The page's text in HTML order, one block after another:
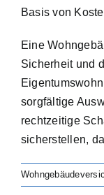
Basis von
Eine
Sicherheit und
sorgfältige
rechtzeitige
sicherstellen,